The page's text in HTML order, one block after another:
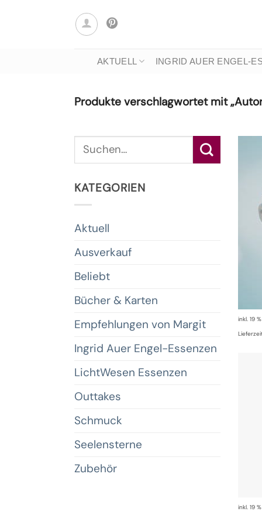
AKTUELL INGRID AUER ENGEL-
Produkte verschlagwortet mit
Suche
nach:
KATEGORIEN
Aktuell
Ausverkauf
Beliebt
Bücher & Karten
Empfehlungen von Margit
Ingrid Auer Engel-Essenzen
LichtWesen Essenzen
Outtakes
Schmuck
Seelensterne
Zubehör
inkl. 19
inkl. 19